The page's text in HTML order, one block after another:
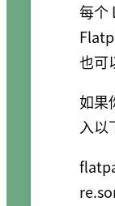
每个
也可
如果
入以